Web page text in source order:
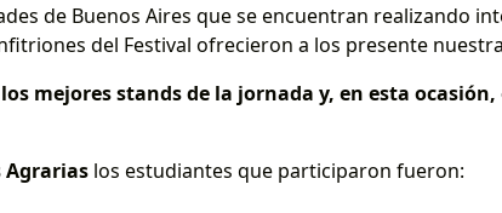
de Buenos Aires que se encuentran realizando
del Festival ofrecieron a los presente
mejores stands de la jornada y, en esta
Agrarias los estudiantes que participaron fueron: